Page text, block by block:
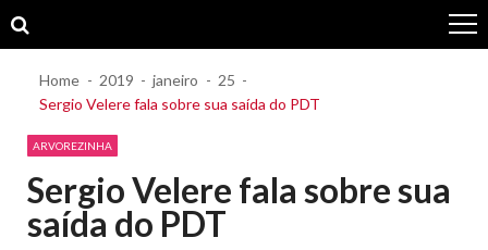
to
to
Home 2019 janeiro
25
Sergio Velere fala sobre sua saída do PDT
ARVOREZINHA
Sergio Velere fala sobre sua
saída do PDT